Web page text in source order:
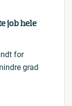
job hele
for
grad